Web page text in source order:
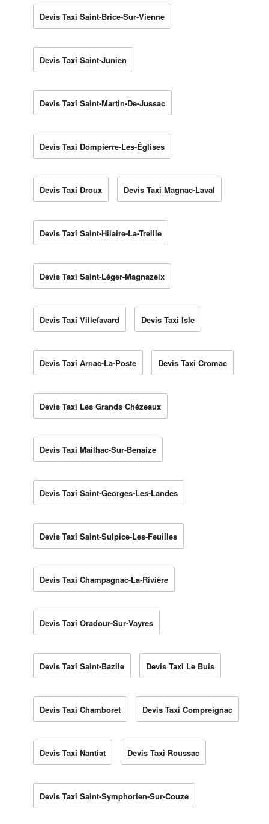
Devis Taxi Saint-Brice-Sur-Vienne
Devis Taxi Saint-Junien
Devis Taxi Saint-Martin-De-Jussac
Devis Taxi Dompierre-Les-Églises
Devis Taxi Droux Devis Taxi Magnac-Laval
Devis Taxi Saint-Hilaire-La-Treille
Devis Taxi Saint-Léger-Magnazeix
Devis Taxi Villefavard Devis Taxi Isle
Devis Taxi Arnac-La-Poste Devis Taxi Cromac
Devis Taxi Les Grands Chézeaux
Devis Taxi Mailhac-Sur-Benaize
Devis Taxi Saint-Georges-Les-Landes
Devis Taxi Saint-Sulpice-Les-Feuilles
Devis Taxi Champagnac-La-Rivière
Devis Taxi Oradour-Sur-Vayres
Devis Taxi Saint-Bazile Devis Taxi Le Buis
Devis Taxi Chamboret Devis Taxi Compreignac
Devis Taxi Nantiat Devis Taxi Roussac
Devis Taxi Saint-Symphorien-Sur-Couze